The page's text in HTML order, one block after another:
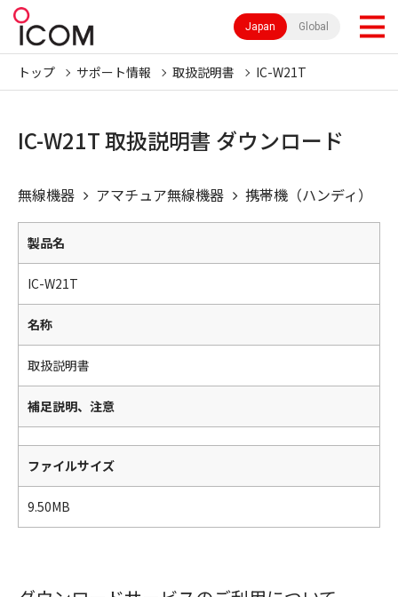
Japan Global
トップ サポート情報 取扱説明書 IC-W21T
IC-W21T 取扱説明書 ダウンロード
無線機器 アマチュア無線機器 携帯機（ハンディ）
製品名
IC-W21T
名称
取扱説明書
補足説明、注意
ファイルサイズ
9.50MB